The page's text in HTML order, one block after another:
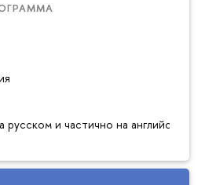
и частично на английском